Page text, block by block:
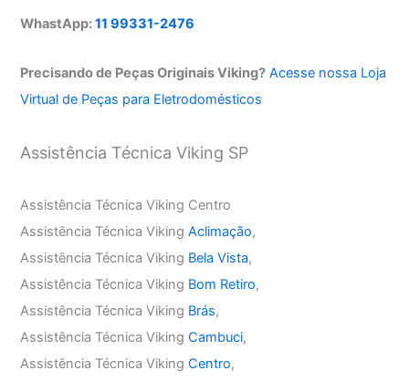
WhastApp:11 99331-2476
Precisando de Peças Originais Viking? Acesse nossa Loja
Virtual de Peças para Eletrodomésticos
Assistência Técnica Viking SP
Assistência Técnica Viking Centro
Assistência Técnica VikingAclimação,
Assistência Técnica Viking Bela Vista,
Assistência Técnica Viking Bom Retiro,
Assistência Técnica Viking Brás,
Assistência Técnica VikingCambuci,
Assistência Técnica VikingCentro,